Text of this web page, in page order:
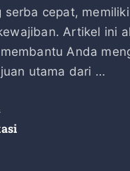
cepat,
Artikel ini
Anda
utama dari …